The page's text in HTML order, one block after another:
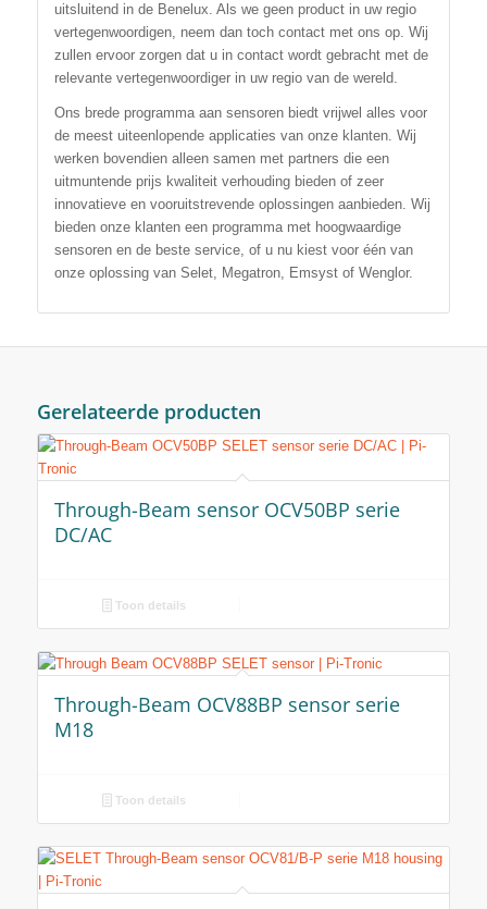
uitsluitend in de Benelux. Als we geen product in uw regio
vertegenwoordigen, neem dan toch contact met ons op. Wij
zullen ervoor zorgen dat u in contact wordt gebracht met de
relevante vertegenwoordiger in uw regio van de wereld.
Ons brede programma aan sensoren biedt vrijwel alles voor
de meest uiteenlopende applicaties van onze klanten. Wij
werken bovendien alleen samen met partners die een
uitmuntende prijs kwaliteit verhouding bieden of zeer
innovatieve en vooruitstrevende oplossingen aanbieden. Wij
bieden onze klanten een programma met hoogwaardige
sensoren en de beste service, of u nu kiest voor één van
onze oplossing van Selet, Megatron, Emsyst of Wenglor.
Gerelateerde producten
Through-Beam sensor OCV50BP serie
DC/AC
Toon details
Through-Beam OCV88BP sensor serie
M18
Toon details